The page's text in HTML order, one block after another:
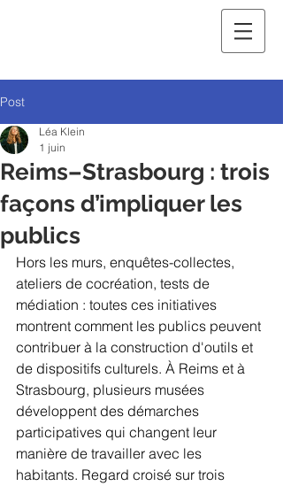
Post
Reims–Strasbourg : trois
façons d’impliquer les
publics
Léa Klein
1 juin
Hors les murs, enquêtes-collectes,
ateliers de cocréation, tests de
médiation : toutes ces initiatives
montrent comment les publics peuvent
contribuer à la construction d'outils et
de dispositifs culturels. À Reims et à
Strasbourg, plusieurs musées
développent des démarches
participatives qui changent leur
manière de travailler avec les
habitants. Regard croisé sur trois